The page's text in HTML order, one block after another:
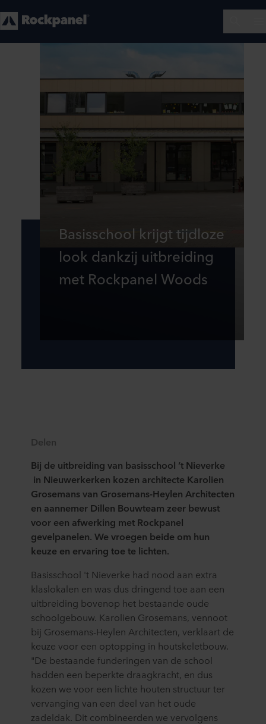
Basisschool krijgt tijdloze
look dankzij uitbreiding
met Rockpanel Woods
Delen
Bij de uitbreiding van basisschool ’t Nieverke
in Nieuwerkerken kozen architecte Karolien
Grosemans van Grosemans-Heylen Architecten
en aannemer Dillen Bouwteam zeer bewust
voor een afwerking met Rockpanel
gevelpanelen. We vroegen beide om hun
keuze en ervaring toe te lichten.
Basisschool 't Nieverke had nood aan extra
klaslokalen en was dus dringend toe aan een
uitbreiding bovenop het bestaande oude
schoolgebouw. Karolien Grosemans, vennoot
bij Grosemans-Heylen Architecten, verklaart de
keuze voor een optopping in houtskeletbouw.
"De bestaande funderingen van de school
hadden een beperkte draagkracht, en dus
kozen we voor een lichte houten structuur ter
vervanging van een deel van het oude
zadeldak. Dit combineerden we vervolgens